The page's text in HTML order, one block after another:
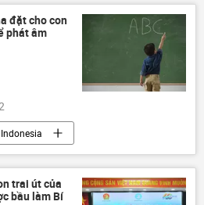
đặt cho con
phát âm
Indonesia
trai út của
bầu làm Bí